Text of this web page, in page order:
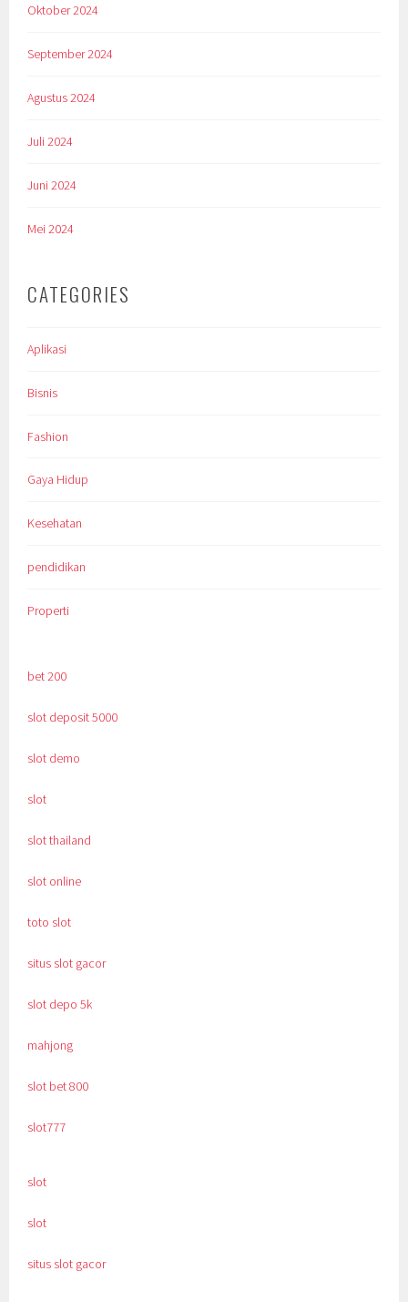
Oktober 2024
September 2024
Agustus 2024
Juli 2024
Juni 2024
Mei 2024
CATEGORIES
Aplikasi
Bisnis
Fashion
Gaya Hidup
Kesehatan
pendidikan
Properti
bet 200
slot deposit 5000
slot demo
slot
slot thailand
slot online
toto slot
situs slot gacor
slot depo 5k
mahjong
slot bet 800
slot777
slot
slot
situs slot gacor